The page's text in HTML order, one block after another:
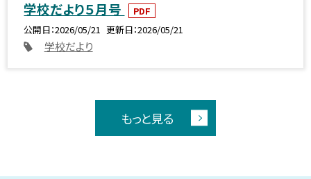
学校だより５月号
PDF
公開日 2026/05/21 更新日 2026/05/21
学校だより
もっと見る